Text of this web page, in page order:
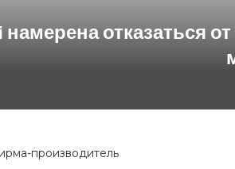
намерена отказаться
производитель